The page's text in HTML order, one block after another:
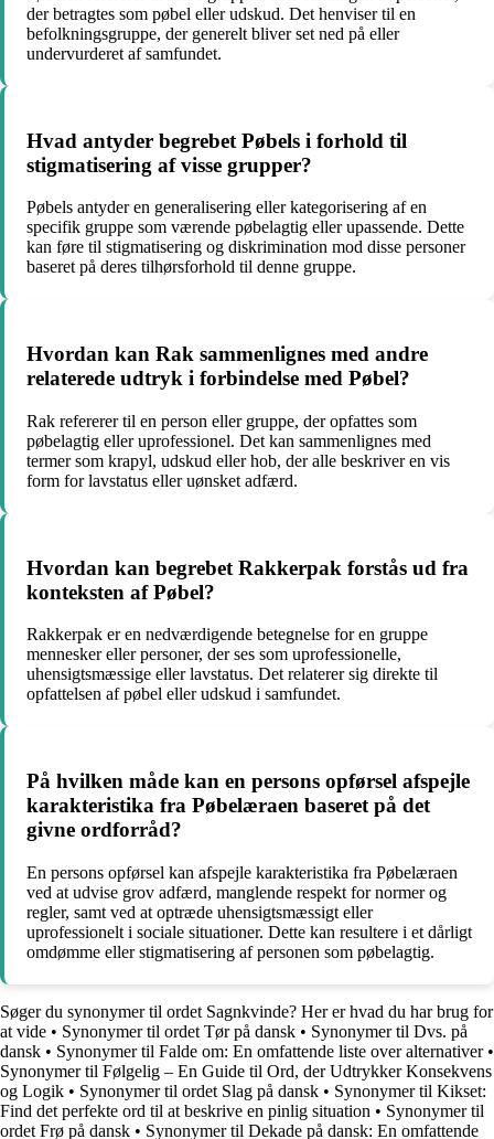
der betragtes som pøbel eller udskud. Det henviser til en
befolkningsgruppe, der generelt bliver set ned på eller
undervurderet af samfundet.
Hvad antyder begrebet Pøbels i forhold til
stigmatisering af visse grupper?
Pøbels antyder en generalisering eller kategorisering af en
specifik gruppe som værende pøbelagtig eller upassende. Dette
kan føre til stigmatisering og diskrimination mod disse personer
baseret på deres tilhørsforhold til denne gruppe.
Hvordan kan Rak sammenlignes med andre
relaterede udtryk i forbindelse med Pøbel?
Rak refererer til en person eller gruppe, der opfattes som
pøbelagtig eller uprofessionel. Det kan sammenlignes med
termer som krapyl, udskud eller hob, der alle beskriver en vis
form for lavstatus eller uønsket adfærd.
Hvordan kan begrebet Rakkerpak forstås ud fra
konteksten af Pøbel?
Rakkerpak er en nedværdigende betegnelse for en gruppe
mennesker eller personer, der ses som uprofessionelle,
uhensigtsmæssige eller lavstatus. Det relaterer sig direkte til
opfattelsen af pøbel eller udskud i samfundet.
På hvilken måde kan en persons opførsel afspejle
karakteristika fra Pøbelæraen baseret på det
givne ordforråd?
En persons opførsel kan afspejle karakteristika fra Pøbelæraen
ved at udvise grov adfærd, manglende respekt for normer og
regler, samt ved at optræde uhensigtsmæssigt eller
uprofessionelt i sociale situationer. Dette kan resultere i et dårligt
omdømme eller stigmatisering af personen som pøbelagtig.
Søger du synonymer til ordet Sagnkvinde? Her er hvad du har brug for
at vide • Synonymer til ordet Tør på dansk • Synonymer til Dvs. på
dansk • Synonymer til Falde om: En omfattende liste over alternativer•
Synonymer til Følgelig – En Guide til Ord, der Udtrykker Konsekvens
og Logik • Synonymer til ordet Slag på dansk • Synonymer til Kikset:
Find det perfekte ord til at beskrive en pinlig situation • Synonymer til
ordet Frø på dansk • Synonymer til Dekade på dansk: En omfattende